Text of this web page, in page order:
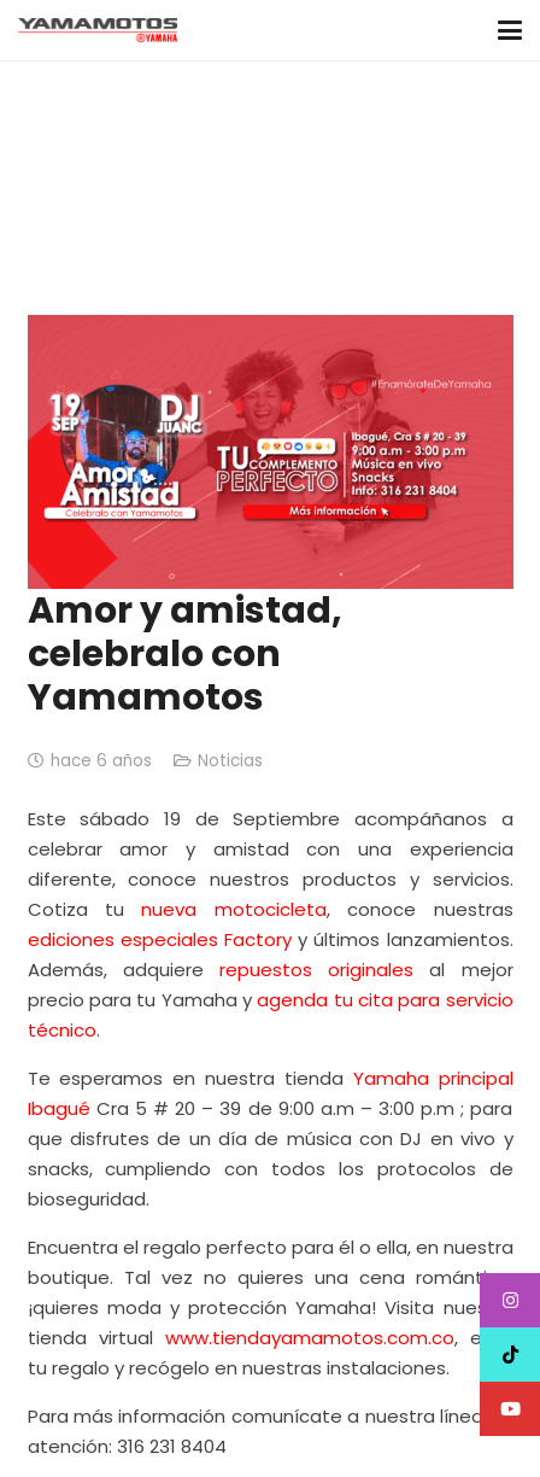
Amor y amistad,
celebralo con
Yamamotos
hace 6 años Noticias
Este sábado 19 de Septiembre acompáñanos a
celebrar amor y amistad con una experiencia
diferente, conoce nuestros productos y servicios.
Cotiza tunueva motocicleta, conoce nuestras
ediciones especiales Factoryy últimos lanzamientos.
Además, adquiere repuestos originales al mejor
precio para tu Yamaha yagenda tu cita para servicio
técnico.
Te esperamos en nuestra tienda Yamaha principal
Ibagué Cra 5 # 20 – 39 de 9:00 a.m – 3:00 p.m ; para
que disfrutes de un día de música con DJ en vivo y
snacks, cumpliendo con todos los protocolos de
bioseguridad.
Encuentra el regalo perfecto para él o ella, en nuestra
boutique. Tal vez no quieres una cena romántica,
¡quieres moda y protección Yamaha! Visita nuestra
tienda virtual www.tiendayamamotos.com.co, elige
tu regalo y recógelo en nuestras instalaciones.
Para más información comunícate a nuestra línea de
atención: 316 231 8404